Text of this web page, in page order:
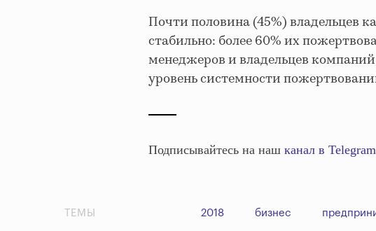
Почти половина (45%) владельцев
стабильно: более 60% их
менеджеров и владельцев
уровень системности
Подписывайтесь на наш канал в Telegram
ТЕМЫ 2018 бизнес